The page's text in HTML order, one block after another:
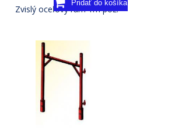
Zvislý oceľový rám 1m poz.